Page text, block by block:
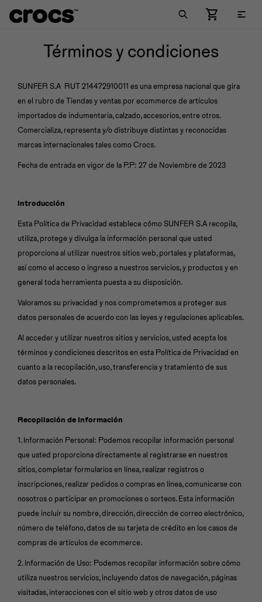

Términos y condiciones
SUNFER S.A RUT 214472910011 es una empresa nacional que gira
en el rubro de Tiendas y ventas por ecommerce de artículos
importados de indumentaria, calzado, accesorios, entre otros.
Comercializa, representa y/o distribuye distintas y reconocidas
marcas internacionales tales como Crocs.
Fecha de entrada en vigor de la P.P: 27 de Noviembre de 2023
Introducción
Esta Política de Privacidad establece cómo SUNFER S.A recopila,
utiliza, protege y divulga la información personal que usted
proporciona al utilizar nuestros sitios web, portales y plataformas,
así como el acceso o ingreso a nuestros servicios, y productos y en
general toda herramienta puesta a su disposición.
Valoramos su privacidad y nos comprometemos a proteger sus
datos personales de acuerdo con las leyes y regulaciones aplicables.
Al acceder y utilizar nuestros sitios y servicios, usted acepta los
términos y condiciones descritos en esta Política de Privacidad en
cuanto a la recopilación, uso, transferencia y tratamiento de sus
datos personales.
Recopilación de Información
1. Información Personal: Podemos recopilar información personal
que usted proporciona directamente al registrarse en nuestros
sitios, completar formularios en línea, realizar registros o
inscripciones, realizar pedidos o compras en línea, comunicarse con
nosotros o participar en promociones o sorteos. Esta información
puede incluir su nombre, dirección, dirección de correo electrónico,
número de teléfono, datos de su tarjeta de crédito en los casos de
compras de artículos de ecommerce.
2. Información de Uso: Podemos recopilar información sobre cómo
utiliza nuestros servicios, incluyendo datos de navegación, páginas
visitadas, interacciones con el sitio web y otros datos de uso
Comprar Mujer
Ojotas
Championes
Botas
Colecciones
Crocband™
Crocs Trabajo
Lined
Cozzzy
Off Court
Licencias
InMotion
Comprar Hombre
Ojotas
Championes
Botas
Zapatos
Colecciones
Crocband™
Crocs Trabajo
Lined
Cozzzy
Off Court
Santa Cruz
Yukon
Comprar Niños
Sandalias
Botas
Classic
Literide™
Off Court
Licencias
New Arrivals
Llaveros
Jibbitz™ Charm Pack
Iconos &
Personajes Deporte
Letras &
Números
Comida Animales
Warner Bros Nickelodeon NBA
Pokemón Star Wars Marvel
Universal Disney Nintendo